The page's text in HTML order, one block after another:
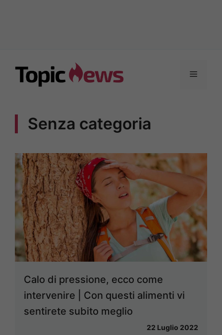
contenuto
Menu
Senza categoria
Calo di pressione, ecco come
intervenire | Con questi alimenti vi
sentirete subito meglio
22 Luglio 2022